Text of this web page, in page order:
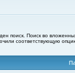
поиск. Поиск во
соответствующую